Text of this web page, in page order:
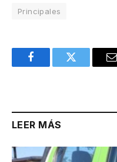
Principales
FacebookTwitter
LEER MÁS